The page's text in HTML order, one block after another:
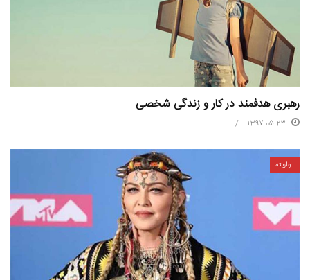
رهبری هدفمند در کار و زندگی شخصی
1397-05-23
واریته